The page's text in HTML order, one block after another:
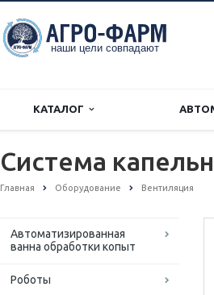
КАТАЛОГ
Система
Главная Оборудование Вентиляция
Автоматизированная
ванна обработки копыт
Роботы